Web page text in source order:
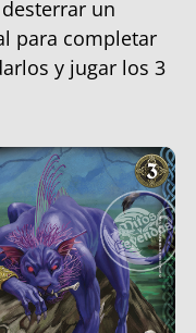
un
para completar
y jugar los 3